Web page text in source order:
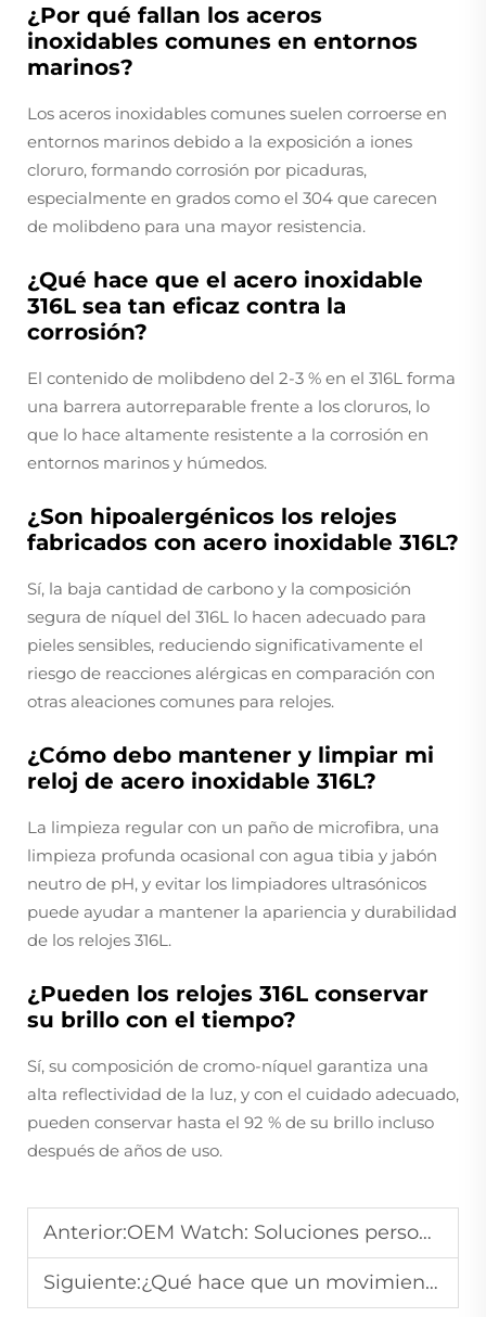
¿Por qué fallan los aceros
inoxidables comunes en entornos
marinos?
Los aceros inoxidables comunes suelen corroerse en
entornos marinos debido a la exposición a iones
cloruro, formando corrosión por picaduras,
especialmente en grados como el 304 que carecen
de molibdeno para una mayor resistencia.
¿Qué hace que el acero inoxidable
316L sea tan eficaz contra la
corrosión?
El contenido de molibdeno del 2-3 % en el 316L forma
una barrera autorreparable frente a los cloruros, lo
que lo hace altamente resistente a la corrosión en
entornos marinos y húmedos.
¿Son hipoalergénicos los relojes
fabricados con acero inoxidable 316L?
Sí, la baja cantidad de carbono y la composición
segura de níquel del 316L lo hacen adecuado para
pieles sensibles, reduciendo significativamente el
riesgo de reacciones alérgicas en comparación con
otras aleaciones comunes para relojes.
¿Cómo debo mantener y limpiar mi
reloj de acero inoxidable 316L?
La limpieza regular con un paño de microfibra, una
limpieza profunda ocasional con agua tibia y jabón
neutro de pH, y evitar los limpiadores ultrasónicos
puede ayudar a mantener la apariencia y durabilidad
de los relojes 316L.
¿Pueden los relojes 316L conservar
su brillo con el tiempo?
Sí, su composición de cromo-níquel garantiza una
alta reflectividad de la luz, y con el cuidado adecuado,
pueden conservar hasta el 92 % de su brillo incluso
después de años de uso.
Anterior:OEM Watch: Soluciones personalizadas para marcas
Siguiente:¿Qué hace que un movimiento de reloj sea de alta calidad?